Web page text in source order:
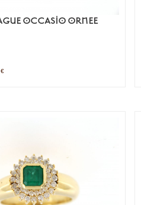
OCCASIO ORNEE
€